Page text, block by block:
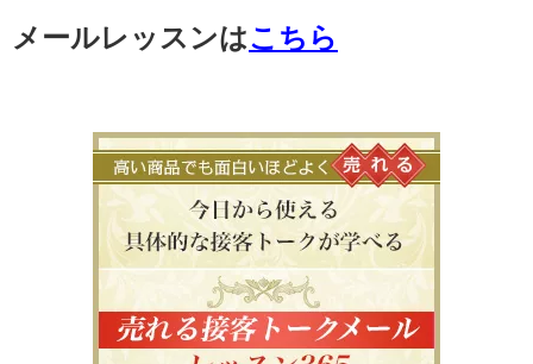
メールレッスンはこちら